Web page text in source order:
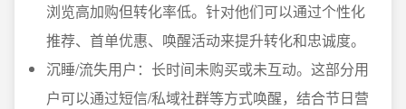
浏览高加购但转化率低。针对他们可以通过个性化
推荐、首单优惠、唤醒活动来提升转化和忠诚度。
沉睡/流失用户：长时间未购买或未互动。这部分用
户可以通过短信/私域社群等方式唤醒，结合节日营